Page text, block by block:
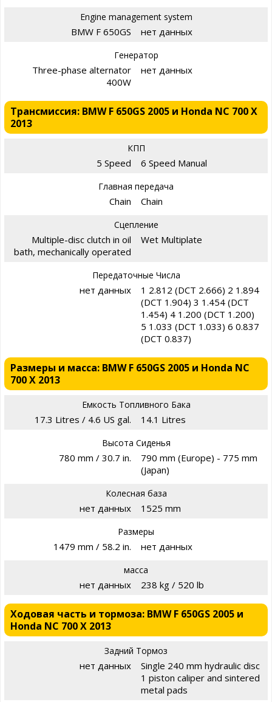
Engine management system
BMW F 650GS нет данных
Генератор
Three-phase alternator
400W
нет данных
Трансмиссия: BMW F 650GS 2005 и Honda NC 700 X
2013
КПП
5 Speed 6 Speed Manual
Главная передача
Chain Chain
Сцепление
Multiple-disc clutch in oil
bath, mechanically operated
Wet Multiplate
Передаточные Числа
нет данных
1 2.812 (DCT 2.666) 2 1.894
(DCT 1.904) 3 1.454 (DCT
1.454) 4 1.200 (DCT 1.200)
5 1.033 (DCT 1.033) 6 0.837
(DCT 0.837)
Размеры и масса: BMW F 650GS 2005 и Honda NC
700 X 2013
Емкость Топливного Бака
17.3 Litres / 4.6 US gal. 14.1 Litres
Высота Сиденья
780 mm / 30.7 in.
790 mm (Europe) - 775 mm
(Japan)
Колесная база
нет данных 1525 mm
Размеры
1479 mm / 58.2 in. нет данных
масса
нет данных 238 kg / 520 lb
Ходовая часть и тормоза: BMW F 650GS 2005 и
Honda NC 700 X 2013
Задний Тормоз
нет данных
Single 240 mm hydraulic disc
1 piston caliper and sintered
metal pads